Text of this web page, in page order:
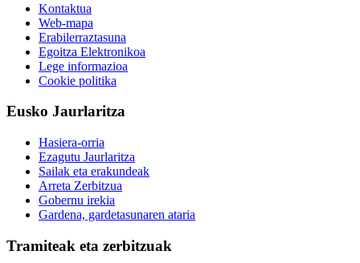
Kontaktua
Web-mapa
Erabilerraztasuna
Egoitza Elektronikoa
Lege informazioa
Cookie politika
Eusko Jaurlaritza
Hasiera-orria
Ezagutu Jaurlaritza
Sailak eta erakundeak
Arreta Zerbitzua
Gobernu irekia
Gardena, gardetasunaren ataria
Tramiteak eta zerbitzuak